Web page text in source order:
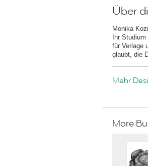
Über
Monika
Ihr
für Verlage
glaubt, die
Mehr
More